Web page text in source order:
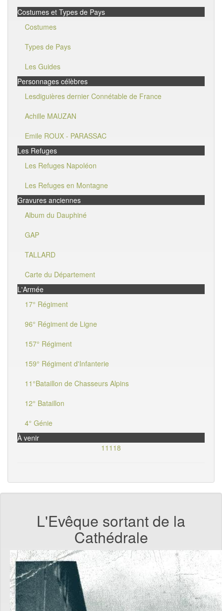
Costumes et Types de Pays
Costumes
Types de Pays
Les Guides
Personnages célèbres
Lesdiguières dernier Connétable de France
Achille MAUZAN
Emile ROUX - PARASSAC
Les Refuges
Les Refuges Napoléon
Les Refuges en Montagne
Gravures anciennes
Album du Dauphiné
GAP
TALLARD
Carte du Département
L'Armée
17° Régiment
96° Régiment de Ligne
157° Régiment
159° Régiment d'Infanterie
11°Bataillon de Chasseurs Alpins
12° Bataillon
4° Génie
À venir
11118
L'Evêque sortant de la
Cathédrale